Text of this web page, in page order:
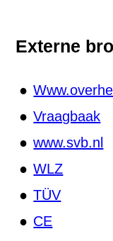
Externe
Vraagbaak
www.svb.nl
WLZ
TÜV
CE